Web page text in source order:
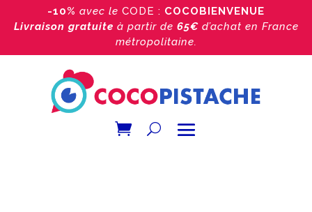
-10% avec le CODE : COCOBIENVENUE
Livraison gratuite à partir de 65€ d’achat en France
métropolitaine.